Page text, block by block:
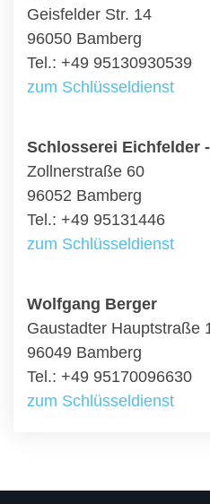
Geisfelder Str. 14
96050 Bamberg
Tel.: +49 95130930539
zum Schlüsseldienst
Schlosserei Eichfelder
Zollnerstraße 60
96052 Bamberg
Tel.: +49 95131446
zum Schlüsseldienst
Wolfgang Berger
Gaustadter Hauptstraße
96049 Bamberg
Tel.: +49 95170096630
zum Schlüsseldienst